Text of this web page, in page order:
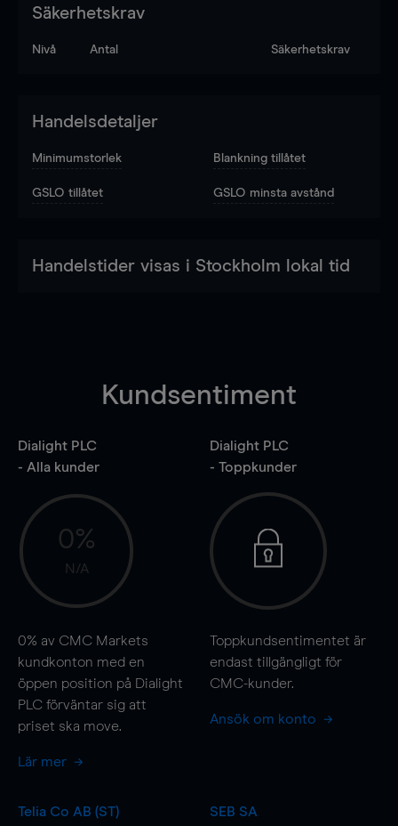
Säkerhetskrav
Nivå Antal Säkerhetskrav
Handelsdetaljer
Minimumstorlek Blankning tillåtet
GSLO tillåtet GSLO minsta avstånd
Handelstider visas i Stockholm lokal tid
Kundsentiment
Dialight PLC
- Alla kunder
0%
N/A
0% av CMC Markets
kundkonton med en
öppen position på Dialight
PLC förväntar sig att
priset ska move.
Lär mer
Dialight PLC
- Toppkunder
Toppkundsentimentet är
endast tillgängligt för
CMC-kunder.
Ansök om konto
Telia Co AB (ST)
SEB SA